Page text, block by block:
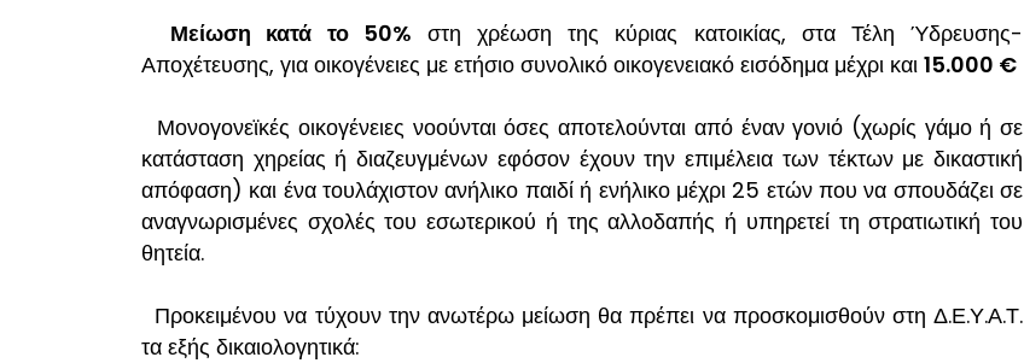
Μείωση κατά το 50% στη χρέωση της κύριας κατοικίας, στα Τέλη Ύδρευσης-
Αποχέτευσης, για οικογένειες με ετήσιο συνολικό οικογενειακό εισόδημα μέχρι και 15.000 €
Μονογονεϊκές οικογένειες νοούνται όσες αποτελούνται από έναν γονιό (χωρίς γάμο ή σε
κατάσταση χηρείας ή διαζευγμένων εφόσον έχουν την επιμέλεια των τέκτων με δικαστική
απόφαση) και ένα τουλάχιστον ανήλικο παιδί ή ενήλικο μέχρι 25 ετών που να σπουδάζει σε
αναγνωρισμένες σχολές του εσωτερικού ή της αλλοδαπής ή υπηρετεί τη στρατιωτική του
θητεία.
Προκειμένου να τύχουν την ανωτέρω μείωση θα πρέπει να προσκομισθούν στη Δ.Ε.Υ.Α.Τ.
τα εξής δικαιολογητικά: